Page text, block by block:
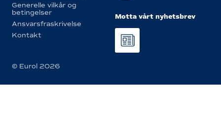
Generelle vilkår og
betingelser
Ansvarsfraskrivelse
Kontakt
Motta vårt nyhetsbrev
© Eurol 2026